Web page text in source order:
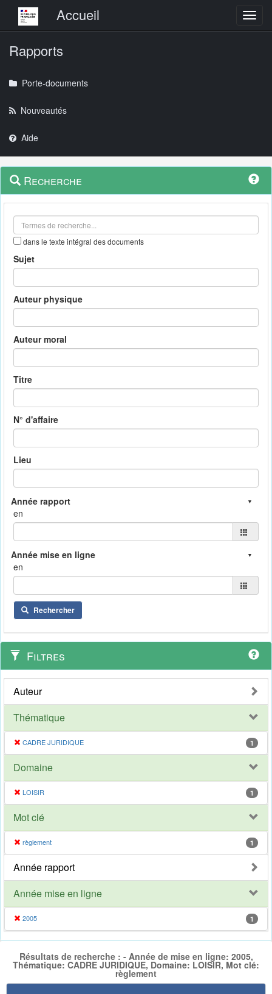
Menu principalAccueil
Rapports
Porte-documents
Nouveautés
Aide
Navigation
outils
Menu
contextuel
Recherche
dans le texte intégral des documents
Sujet
Auteur physique
Auteur moral
Titre
N° d'affaire
Lieu
en
en
Rechercher
Filtres
Auteur
Thématique
CADRE JURIDIQUE 1
Domaine
LOISIR 1
Mot clé
règlement 1
Année rapport
Année mise en ligne
2005 1
Résultats de recherche : - Année de mise en ligne: 2005,
Thématique: CADRE JURIDIQUE, Domaine: LOISIR, Mot clé:
règlement